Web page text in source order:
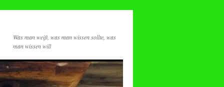
Was man weiß, was man wissen sollte, was
man wissen will